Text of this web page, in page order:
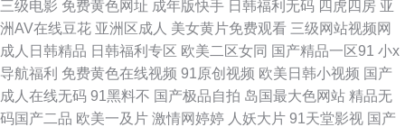
三级电影 免费黄色网址 成年版快手 日韩福利无码 四虎四房 亚
洲AV在线豆花 亚洲区成人 美女黄片免费观看 三级网站视频网
成人日韩精品 日韩福利专区 欧美二区女同 国产精品一区91 小x
导航福利 免费黄色在线视频 91原创视频 欧美日韩小视频 国产
成人在线无码 91黑料不 国产极品自拍 岛国最大色网站 精品无
码国产二品 欧美一及片 激情网婷婷 人妖大片 91天堂影视 国产